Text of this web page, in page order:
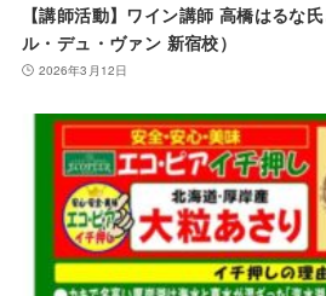
【講師活動】ワイン講師 高橋はるな
ル・デュ・ヴァン 新宿校）
2026年3月12日